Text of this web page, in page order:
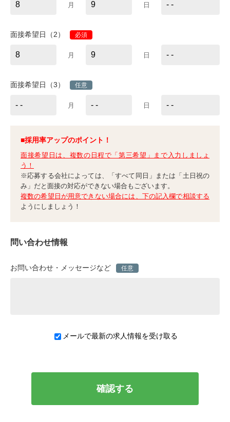
月 日
面接希望日（2） 必須
月 日
面接希望日（3） 任意
月 日
■採用率アップのポイント！
面接希望日は、複数の日程で「第三希望」まで入力しましょ
う！
※応募する会社によっては、「すべて同日」または「土日祝の
み」だと面接の対応ができない場合もございます。
複数の希望日が用意できない場合には、下の記入欄で相談する
ようにしましょう！
問い合わせ情報
お問い合わせ・メッセージなど 任意
メールで最新の求人情報を受け取る
確認する